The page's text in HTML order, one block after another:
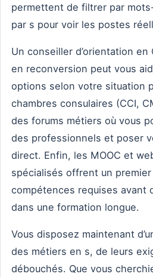
permettent de filtrer par
par s pour voir les postes
Un conseiller d’orientation en
en reconversion peut vous
options selon votre situation
chambres consulaires (CCI,
des forums métiers où vous
des professionnels et poser
direct. Enfin, les MOOC et
spécialisés offrent un
compétences requises avant
dans une formation longue.
Vous disposez maintenant
des métiers en s, de leurs
débouchés. Que vous